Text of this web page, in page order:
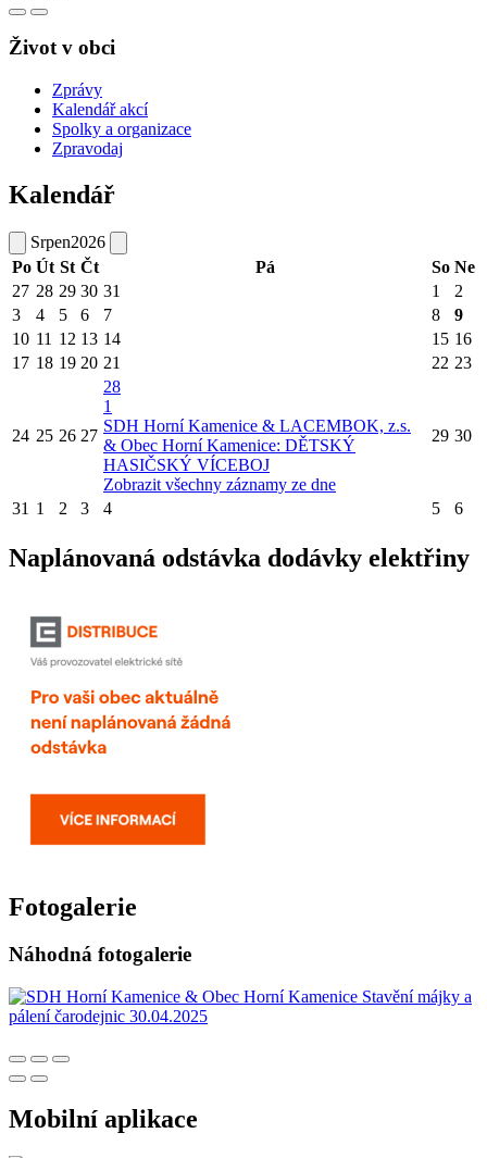
Život v obci
Zprávy
Kalendář akcí
Spolky a organizace
Zpravodaj
Kalendář
Srpen2026
Po Út St Čt Pá So Ne
27 28 29 30 31 1
2
3
4 5 6 7 8
9
10 11 12 13 14 15 16
17 18 19 20 21 22 23
24 25 26 27
28
1
SDH Horní Kamenice & LACEMBOK, z.s.
& Obec Horní Kamenice: DĚTSKÝ
HASIČSKÝ VÍCEBOJ
Zobrazit všechny záznamy ze dne
29 30
31 1 2 3 4 5 6
Naplánovaná odstávka dodávky elektřiny
Fotogalerie
Náhodná fotogalerie
Mobilní aplikace